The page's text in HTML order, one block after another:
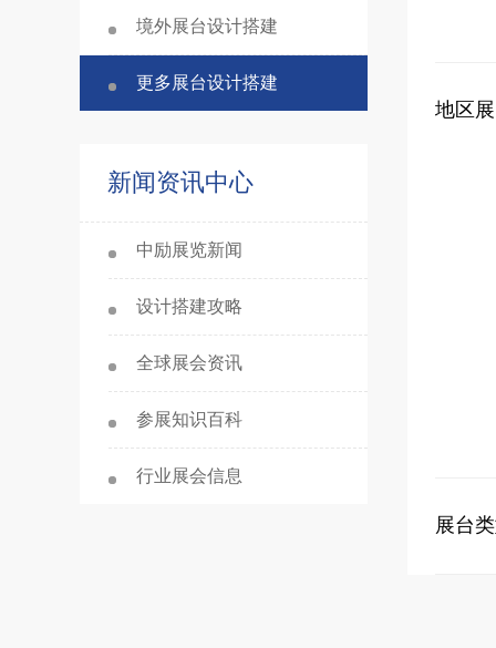
境外展台设计搭建
更多展台设计搭建
新闻资讯中心
中励展览新闻
设计搭建攻略
全球展会资讯
参展知识百科
行业展会信息
地区
展台